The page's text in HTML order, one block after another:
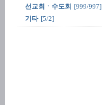
선교회ㆍ수도회 [999/997]
기타 [5/2]